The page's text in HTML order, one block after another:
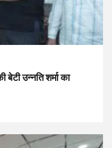
उन्नति शर्मा का